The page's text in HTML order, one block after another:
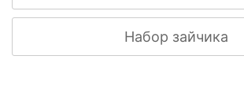
Набор зайчика